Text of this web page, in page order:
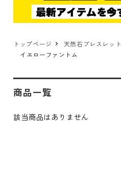
トップページ 天然石ブレスレット
イエローファントム
商品一覧
該当商品はありません